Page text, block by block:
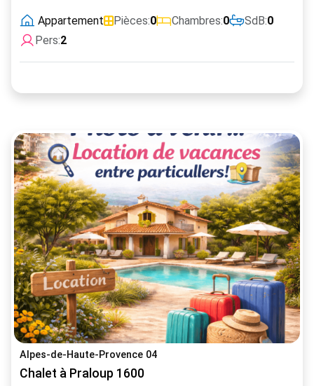
Appartement Pièces:0 Chambres:0 SdB:0
Pers:2
Alpes-de-Haute-Provence 04
Chalet à Praloup 1600